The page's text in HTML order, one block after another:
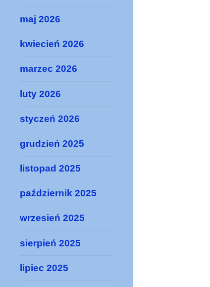
maj 2026
kwiecień 2026
marzec 2026
luty 2026
styczeń 2026
grudzień 2025
listopad 2025
październik 2025
wrzesień 2025
sierpień 2025
lipiec 2025